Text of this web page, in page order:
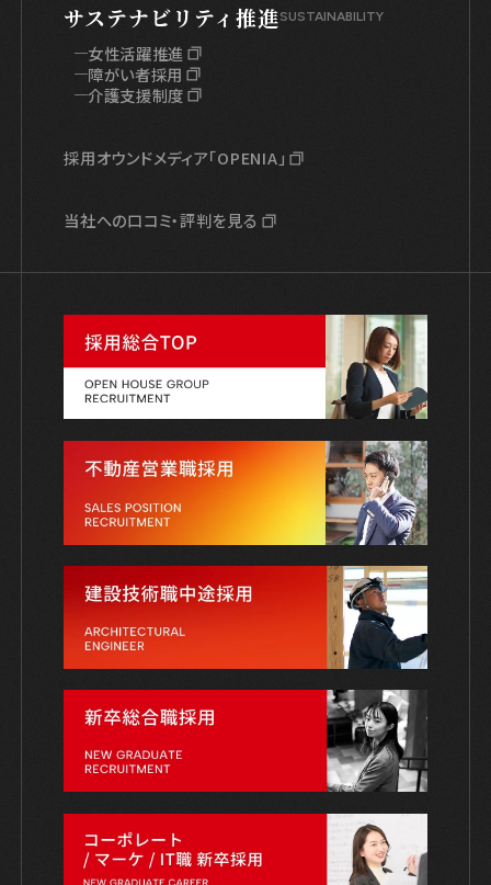
サステナビリティ推進SUSTAINABILITY
女性活躍推進
障がい者採用
介護支援制度
採用オウンドメディア「OPENIA」
当社への口コミ・評判を見る